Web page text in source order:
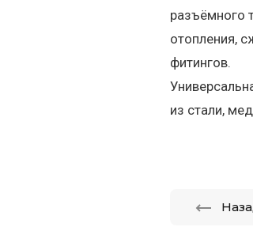
разъёмного
отопления,
фитингов.
из стали,